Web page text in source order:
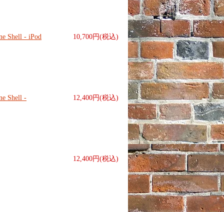
10,700円(税込)
Shell - iPod
12,400円(税込)
Shell -
12,400円(税込)